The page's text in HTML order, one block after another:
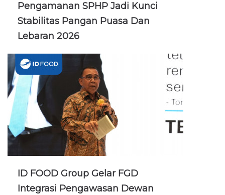
Pengamanan SPHP Jadi Kunci
Stabilitas Pangan Puasa Dan
Lebaran 2026
ID FOOD Group Gelar FGD
Integrasi Pengawasan Dewan